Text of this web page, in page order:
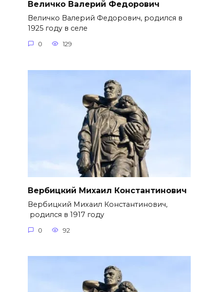
Величко Валерий Федорович
Величко Валерий Федорович, родился в
1925 году в селе
0 129
Вербицкий Михаил Константинович
Вербицкий Михаил Константинович,
родился в 1917 году
0 92